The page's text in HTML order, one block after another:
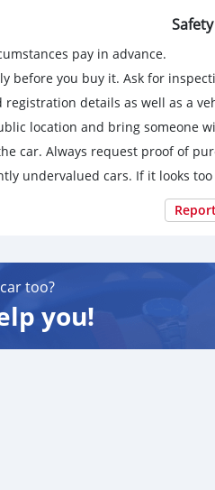
คัน
ใจยินดีคืนเงินภายใน 14 วันที่เดียว
ง 8,880 บ.
: 2018
: 2.5 GLS PLUS / 4DR 4WD
ล
า
ปี
ท
pay in advance.
before you buy it. Ask for
registration details as well as a
location and bring someone
car. Always request proof of
undervalued cars. If it looks
too?
you!